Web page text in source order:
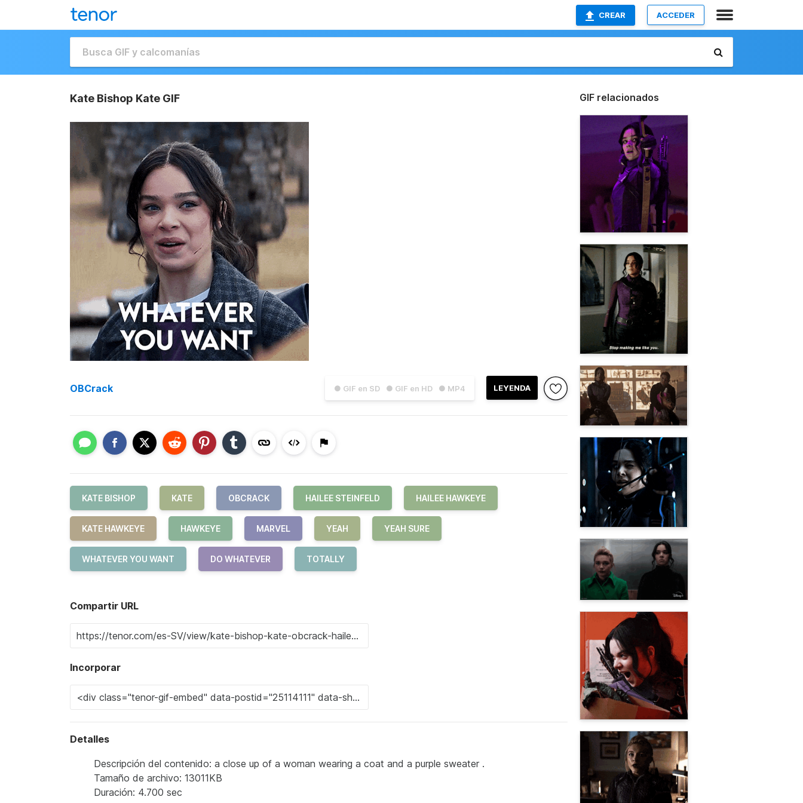
CREAR ACCEDER
Kate Bishop Kate GIF
● GIF en SD ● GIF en HD ● MP4 LEYENDA
OBCrack
KATE BISHOP KATE OBCRACK HAILEE STEINFELD HAILEE HAWKEYE
KATE HAWKEYE HAWKEYE MARVEL YEAH YEAH SURE
WHATEVER YOU WANT DO WHATEVER TOTALLY
Compartir URL
Incorporar
Detalles
Descripción del contenido: a close up of a woman wearing a coat and a purple sweater .
Tamaño de archivo: 13011KB
Duración: 4.700 sec
GIF relacionados